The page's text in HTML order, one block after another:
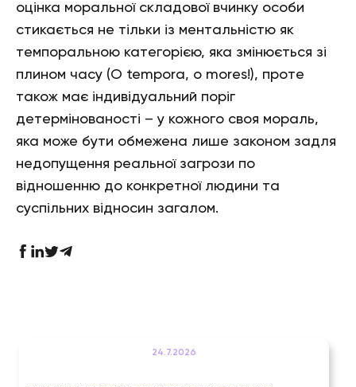
оцінка моральної складової вчинку особи
стикається не тільки із ментальністю як
темпоральною категорією, яка змінюється зі
плином часу (O tempora, o mores!), проте
також має індивідуальний поріг
детермінованості – у кожного своя мораль,
яка може бути обмежена лише законом задля
недопущення реальної загрози по
відношенню до конкретної людини та
суспільних відносин загалом.
24.7.2026